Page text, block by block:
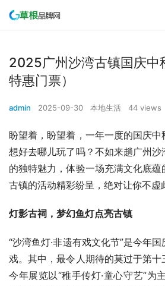
2025广州沙湾古镇国庆中
特惠门票）
admin 2025-09-30 本地生活 44 views
盼望着，盼望着，一年一度的国庆中
想好去哪儿玩了吗？不如来趟广州
的独特魅力，体验一场充满文化底
古镇的活动精彩纷呈，绝对让你不虚
灯影古祠，梦幻鱼灯点亮古镇
“沙湾鱼灯·非遗有戏文化节”是今年
戏。其中，最令人期待的莫过于第十
今年展览以“稚手传灯·童心守艺”为